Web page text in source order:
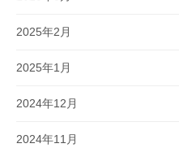
2025年2月
2025年1月
2024年12月
2024年11月